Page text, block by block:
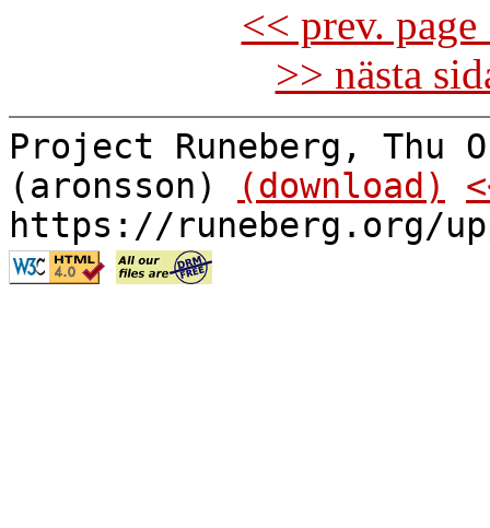
<< prev.
>> nästa
Project Runeberg, Thu
(aronsson)
(download)
https://runeberg.org/